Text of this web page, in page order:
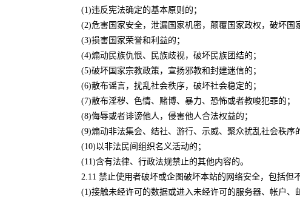
(1)违反宪法确定的基本原则的；
(2)危害国家安全，泄漏国家机密，颠覆国家政权，破坏国
(3)损害国家荣誉和利益的；
(4)煽动民族仇恨、民族歧视，破坏民族团结的；
(5)破坏国家宗教政策，宣扬邪教和封建迷信的；
(6)散布谣言，扰乱社会秩序，破坏社会稳定的；
(7)散布淫秽、色情、赌博、暴力、恐怖或者教唆犯罪的；
(8)侮辱或者诽谤他人，侵害他人合法权益的；
(9)煽动非法集会、结社、游行、示威、聚众扰乱社会秩序
(10)以非法民间组织名义活动的；
(11)含有法律、行政法规禁止的其他内容的。
2.11 禁止使用者破坏或企图破坏本站的网络安全，包括但
(1)接触未经许可的数据或进入未经许可的服务器、帐户